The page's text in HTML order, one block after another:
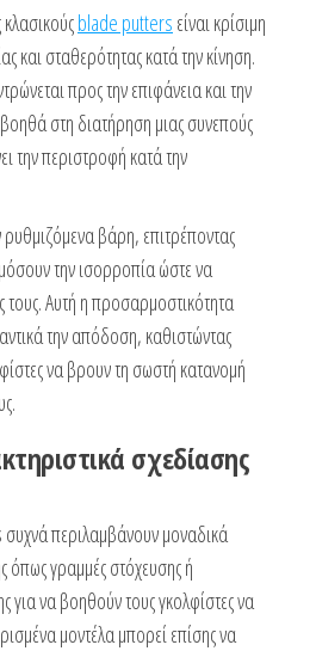
blade putters είναι κρίσιμη
και σταθερότητας κατά την κίνηση.
προς την επιφάνεια και την
στη διατήρηση μιας συνεπούς
την περιστροφή κατά την
βάρη, επιτρέποντας
την ισορροπία ώστε να
τους. Αυτή η προσαρμοστικότητα
την απόδοση, καθιστώντας
να βρουν τη σωστή κατανομή
σχεδίασης
περιλαμβάνουν μοναδικά
όπως γραμμές στόχευσης ή
για να βοηθούν τους γκολφίστες να
μοντέλα μπορεί επίσης να